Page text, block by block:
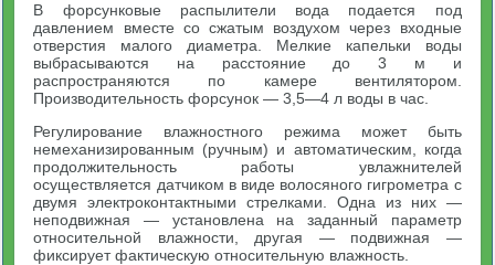
В форсунковые распылители вода подается под
давлением вместе со сжатым воздухом через входные
отверстия малого диаметра. Мелкие капельки воды
выбрасываются на расстояние до 3 м и
распространяются по камере вентилятором.
Производительность форсунок — 3,5—4 л воды в час.
Регулирование влажностного режима может быть
немеханизированным (ручным) и автоматическим, когда
продолжительность работы увлажнителей
осуществляется датчиком в виде волосяного гигрометра с
двумя электроконтактными стрелками. Одна из них —
неподвижная — установлена на заданный параметр
относительной влажности, другая — подвижная —
фиксирует фактическую относительную влажность.